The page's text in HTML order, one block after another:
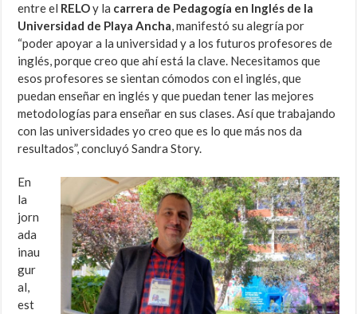
entre el RELOy la carrera de Pedagogía en Inglés de la
Universidad de Playa Ancha, manifestó su alegría por
“poder apoyar a la universidad y a los futuros profesores de
inglés, porque creo que ahí está la clave. Necesitamos que
esos profesores se sientan cómodos con el inglés, que
puedan enseñar en inglés y que puedan tener las mejores
metodologías para enseñar en sus clases. Así que trabajando
con las universidades yo creo que es lo que más nos da
resultados”, concluyó Sandra Story.
En
la
jorn
ada
inau
gur
al,
est